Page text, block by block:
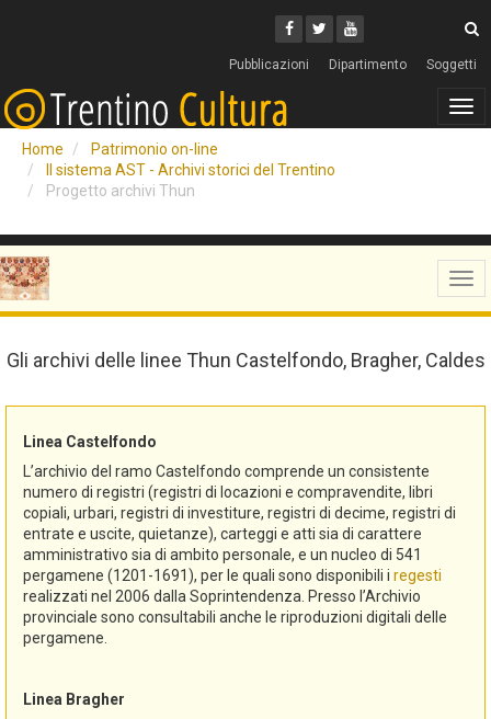
Facebook
Twitter
Youtube
Pubblicazioni Dipartimento Soggetti
Home
Patrimonio on-line
Il sistema AST - Archivi storici del Trentino
Progetto archivi Thun
Gli archivi delle linee Thun Castelfondo, Bragher, Caldes
Linea Castelfondo
L’archivio del ramo Castelfondo comprende un consistente
numero di registri (registri di locazioni e compravendite, libri
copiali, urbari, registri di investiture, registri di decime, registri di
entrate e uscite, quietanze), carteggi e atti sia di carattere
amministrativo sia di ambito personale, e un nucleo di 541
pergamene (1201-1691), per le quali sono disponibili i regesti
realizzati nel 2006 dalla Soprintendenza. Presso l’Archivio
provinciale sono consultabili anche le riproduzioni digitali delle
pergamene.
Linea Bragher